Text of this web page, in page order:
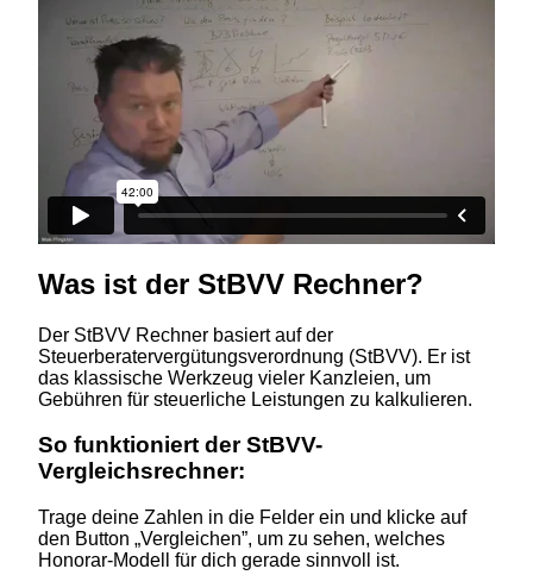
Was ist der StBVV Rechner?
Der StBVV Rechner basiert auf der
Steuerberatervergütungsverordnung (StBVV). Er ist
das klassische Werkzeug vieler Kanzleien, um
Gebühren für steuerliche Leistungen zu kalkulieren.
So funktioniert der StBVV-
Vergleichsrechner:
Trage deine Zahlen in die Felder ein und klicke auf
den Button „Vergleichen”, um zu sehen, welches
Honorar-Modell für dich gerade sinnvoll ist.